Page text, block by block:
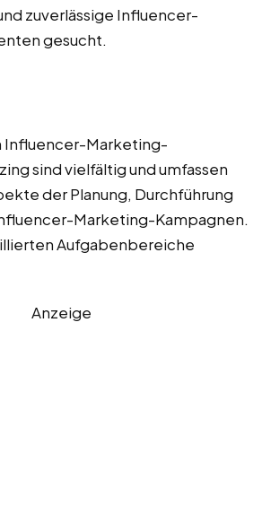
zuverlässige Influencer-
gesucht.
Influencer-Marketing-
sind vielfältig und umfassen
der Planung, Durchführung
Marketing-Kampagnen.
Aufgabenbereiche
Anzeige